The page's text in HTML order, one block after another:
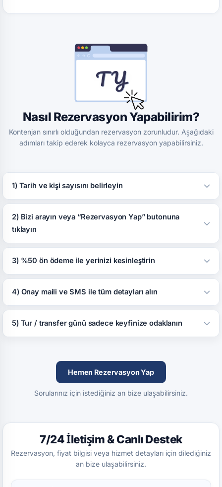
Nasıl Rezervasyon Yapabilirim?
Kontenjan sınırlı olduğundan rezervasyon zorunludur. Aşağıdaki
adımları takip ederek kolayca rezervasyon yapabilirsiniz.
1) Tarih ve kişi sayısını belirleyin
2) Bizi arayın veya “Rezervasyon Yap” butonuna
tıklayın
3) %50 ön ödeme ile yerinizi kesinleştirin
4) Onay maili ve SMS ile tüm detayları alın
5) Tur / transfer günü sadece keyfinize odaklanın
Hemen Rezervasyon Yap
Sorularınız için istediğiniz an bize ulaşabilirsiniz.
7/24 İletişim & Canlı Destek
Rezervasyon, fiyat bilgisi veya hizmet detayları için dilediğiniz
an bize ulaşabilirsiniz.